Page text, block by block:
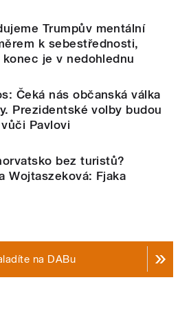
Trumpův mentální
k sebestřednosti,
je v nedohlednu
Čeká nás občanská válka
Prezidentské volby budou
Pavlovi
bez turistů?
Wojtaszeková: Fjaka
na DABu